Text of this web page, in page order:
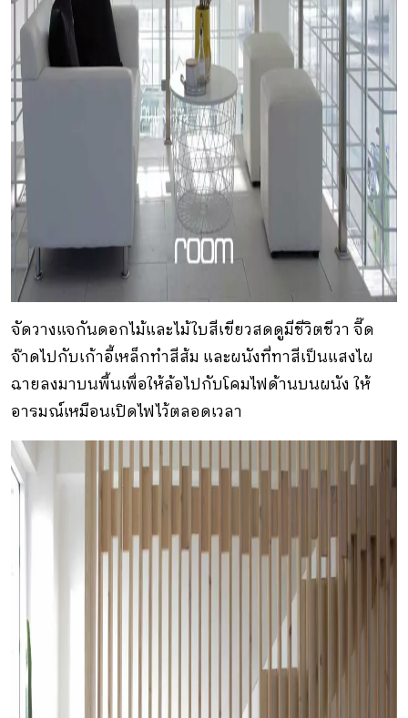
จัดวางแจกันดอกไม้และไม้ใบสีเขียวสดดูมีชีวิตชีวา จี๊ด
จ๊าดไปกับเก้าอี้เหล็กทำสีส้ม และผนังที่ทาสีเป็นแสงไผ
ฉายลงมาบนพื้นเพื่อให้ล้อไปกับโคมไฟด้านบนผนัง ให้
อารมณ์เหมือนเปิดไฟไว้ตลอดเวลา